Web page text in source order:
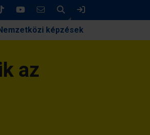
Keresés
képzések
az